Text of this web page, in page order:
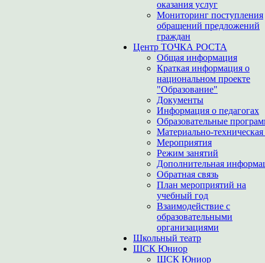
оказания услуг
Мониторинг поступления
обращений предложений
граждан
Центр ТОЧКА РОСТА
Общая информация
Краткая информация о
национальном проекте
"Образование"
Документы
Информация о педагогах
Образовательные
Материально-техническая
Мероприятия
Режим занятий
Дополнительная
Обратная связь
План мероприятий на
учебный год
Взаимодействие с
образовательными
организациями
Школьный театр
ШСК Юниор
ШСК Юниор